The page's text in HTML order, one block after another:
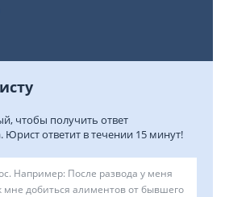
чтобы получить ответ
ответит в течении 15 минут!